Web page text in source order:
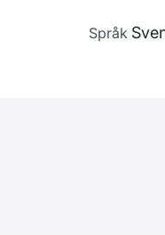
Språk